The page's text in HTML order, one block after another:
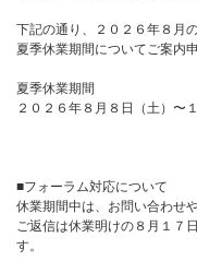
下記の通り、２０２６年８月
夏季休業期間についてご案内
夏季休業期間
２０２６年８月８日（土）〜
■フォーラム対応について
休業期間中は、お問い合わせ
ご返信は休業明けの８月１７
す。